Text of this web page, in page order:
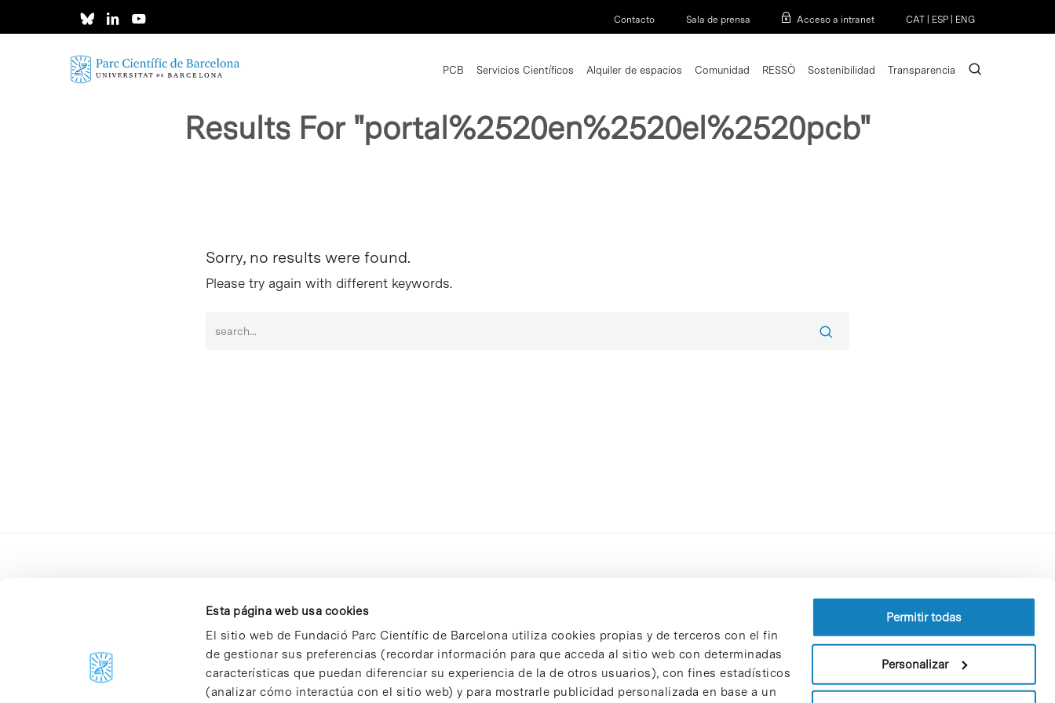
Esta página web usa cookies
El sitio web de Fundació Parc Científic de Barcelona utiliza cookies propias y de terceros con el fin
de gestionar sus preferencias (recordar información para que acceda al sitio web con determinadas
características que puedan diferenciar su experiencia de la de otros usuarios), con fines estadísticos
(analizar cómo interactúa con el sitio web) y para mostrarle publicidad personalizada en base a un
Permitir todas
Personalizar
Contacto Sala de prensa Acceso a intranet CAT ESP ENG
PCB Servicios Científicos Alquiler de espacios Comunidad RESSÒ Sostenibilidad Transparencia search
Results For "portal%2520en%2520el%2520pcb"
Sorry, no results were found.
Please try again with different keywords.
C/Baldiri Reixac, 4-12 i 15
08028 Barcelona
Perfil del contratante
Política de privacidad
Aviso Legal
Patrones y patrocinadores
Bolsa de trabajo